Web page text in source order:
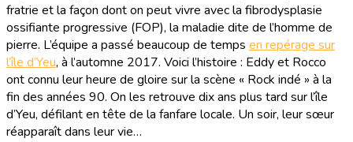
fratrie et la façon dont on peut vivre avec la fibrodysplasie
ossifiante progressive (FOP), la maladie dite de l’homme de
pierre. L’équipe a passé beaucoup de temps en repérage sur
l’île d’Yeu, à l’automne 2017. Voici l’histoire : Eddy et Rocco
ont connu leur heure de gloire sur la scène « Rock indé » à la
fin des années 90. On les retrouve dix ans plus tard sur l’île
d’Yeu, défilant en tête de la fanfare locale. Un soir, leur sœur
réapparaît dans leur vie…